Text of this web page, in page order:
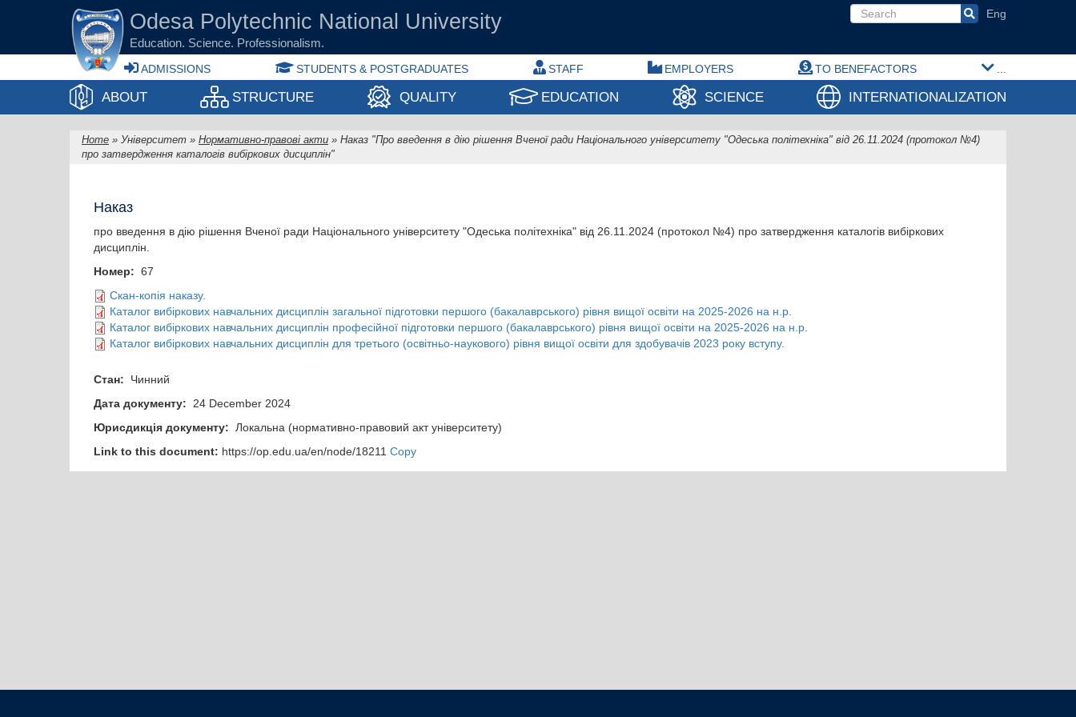
Skip to main content
Odesа Polytechnic National University
Education. Science. Professionalism.
Search form
ADMISSIONS STUDENTS & POSTGRADUATES STAFF EMPLOYERS TO BENEFACTORS
ABOUT STRUCTURE QUALITY EDUCATION SCIENCE INTERNATIONALIZATION
You are here
Home » Університет » Нормативно-правові акти » Наказ "Про введення в дію рішення Вченої ради Національного університету "Одеська політехніка" від 26.11.2024 (протокол №4)
про затвердження каталогів вибіркових дисциплін"
Наказ
про введення в дію рішення Вченої ради Національного університету "Одеська політехніка" від 26.11.2024 (протокол №4) про затвердження каталогів вибіркових
дисциплін.
Номер: 67
Скан-копія наказу.
Каталог вибіркових навчальних дисциплін загальної підготовки першого (бакалаврського) рівня вищої освіти на 2025-2026 на н.р.
Каталог вибіркових навчальних дисциплін професійної підготовки першого (бакалаврського) рівня вищої освіти на 2025-2026 на н.р.
Каталог вибіркових навчальних дисциплін для третього (освітньо-наукового) рівня вищої освіти для здобувачів 2023 року вступу.
Стан: Чинний
Дата документу: 24 December 2024
Юрисдикція документу: Локальна (нормативно-правовий акт університету)
Link to this document: https://op.edu.ua/en/node/18211 Copy